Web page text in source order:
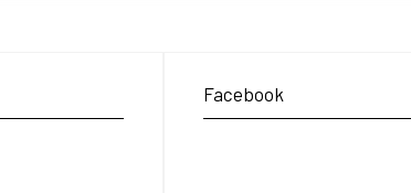
Facebook